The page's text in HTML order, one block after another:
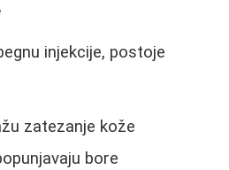
injekcije, postoje
zatezanje kože
bore